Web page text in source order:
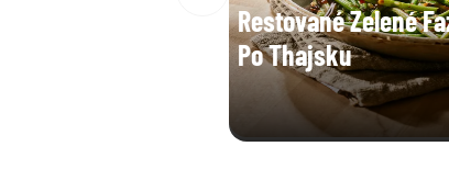
Restované Zelené
Po Thajsku